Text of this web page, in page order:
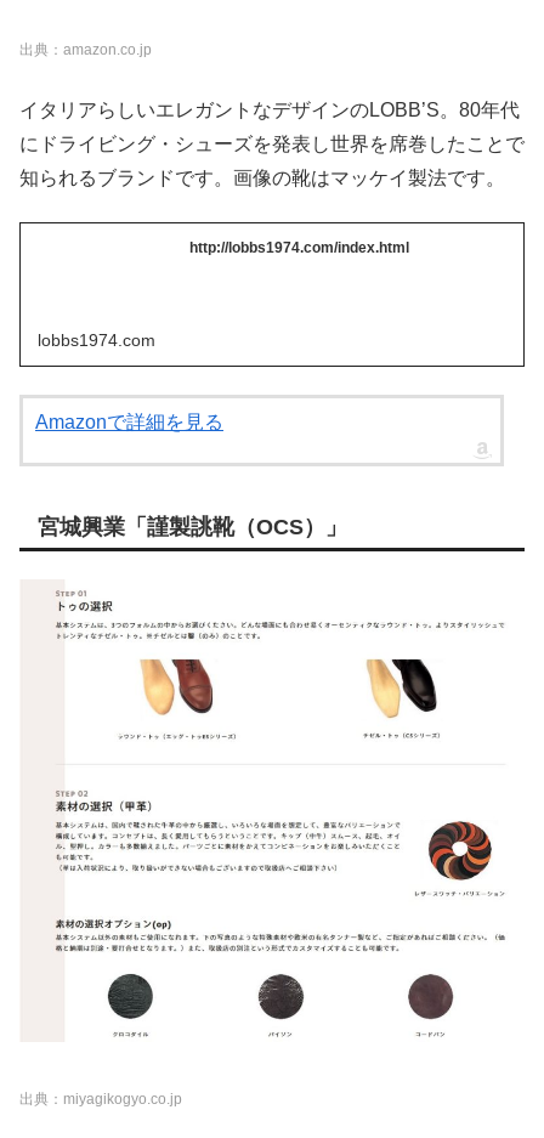
出典：amazon.co.jp
イタリアらしいエレガントなデザインのLOBB’S。80年代
にドライビング・シューズを発表し世界を席巻したことで
知られるブランドです。画像の靴はマッケイ製法です。
http://lobbs1974.com/index.html
lobbs1974.com
Amazonで詳細を見る
宮城興業「謹製誂靴（OCS）」
出典：miyagikogyo.co.jp